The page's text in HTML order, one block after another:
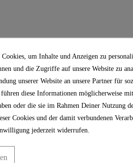
um Inhalte und Anzeigen zu
und die Zugriffe auf unsere Website zu
unserer Website an unsere Partner für
diese Informationen möglicherweise
oder die sie im Rahmen Deiner Nutzung
Cookies und der damit verbundenen
jederzeit widerrufen.